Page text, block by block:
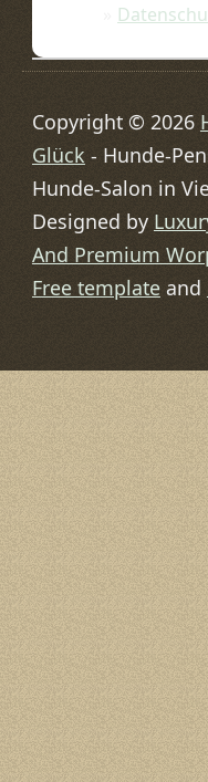
Copyright © 2026
Glück - Hunde-
Hunde-Salon in
Designed by
And Premium
Free templateand